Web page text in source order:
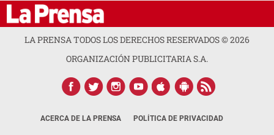
LA PRENSA TODOS LOS DERECHOS RESERVADOS ©2026
ORGANIZACIÓN PUBLICITARIA S.A.
ACERCA DE LA PRENSA POLÍTICA DE PRIVACIDAD